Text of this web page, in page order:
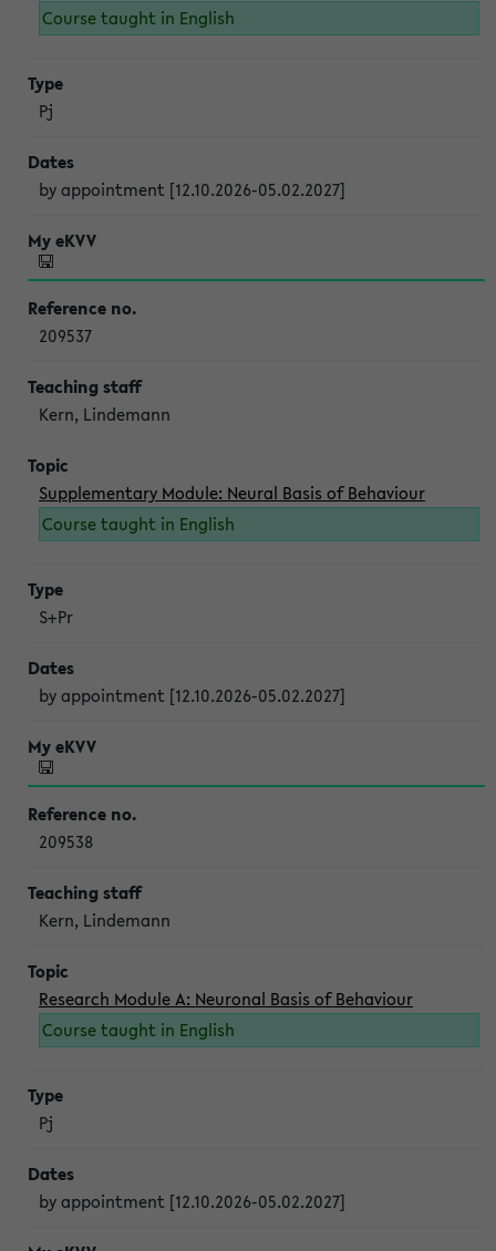
Course taught in English
Pj
by appointment [12.10.2026-05.02.2027]
209537
Kern, Lindemann
Supplementary Module: Neural Basis of Behaviour
Course taught in English
S+Pr
by appointment [12.10.2026-05.02.2027]
209538
Kern, Lindemann
Research Module A: Neuronal Basis of Behaviour
Course taught in English
Pj
by appointment [12.10.2026-05.02.2027]